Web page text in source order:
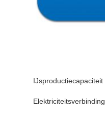
IJsproductiecapaciteit
Elektriciteitsverbinding